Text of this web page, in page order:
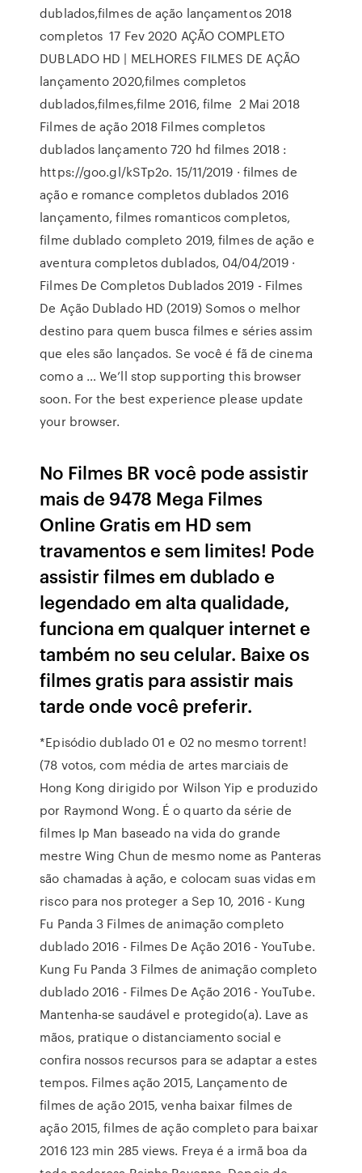
dublados,filmes de ação lançamentos 2018
completos 17 Fev 2020 AÇÃO COMPLETO
DUBLADO HD | MELHORES FILMES DE AÇÃO
lançamento 2020,filmes completos
dublados,filmes,filme 2016, filme 2 Mai 2018
Filmes de ação 2018 Filmes completos
dublados lançamento 720 hd filmes 2018 :
https://goo.gl/kSTp2o. 15/11/2019 · filmes de
ação e romance completos dublados 2016
lançamento, filmes romanticos completos,
filme dublado completo 2019, filmes de ação e
aventura completos dublados, 04/04/2019 ·
Filmes De Completos Dublados 2019 - Filmes
De Ação Dublado HD (2019) Somos o melhor
destino para quem busca filmes e séries assim
que eles são lançados. Se você é fã de cinema
como a … We’ll stop supporting this browser
soon. For the best experience please update
your browser.
No Filmes BR você pode assistir
mais de 9478 Mega Filmes
Online Gratis em HD sem
travamentos e sem limites! Pode
assistir filmes em dublado e
legendado em alta qualidade,
funciona em qualquer internet e
também no seu celular. Baixe os
filmes gratis para assistir mais
tarde onde você preferir.
*Episódio dublado 01 e 02 no mesmo torrent!
(78 votos, com média de artes marciais de
Hong Kong dirigido por Wilson Yip e produzido
por Raymond Wong. É o quarto da série de
filmes Ip Man baseado na vida do grande
mestre Wing Chun de mesmo nome as Panteras
são chamadas à ação, e colocam suas vidas em
risco para nos proteger a Sep 10, 2016 - Kung
Fu Panda 3 Filmes de animação completo
dublado 2016 - Filmes De Ação 2016 - YouTube.
Kung Fu Panda 3 Filmes de animação completo
dublado 2016 - Filmes De Ação 2016 - YouTube.
Mantenha-se saudável e protegido(a). Lave as
mãos, pratique o distanciamento social e
confira nossos recursos para se adaptar a estes
tempos. Filmes ação 2015, Lançamento de
filmes de ação 2015, venha baixar filmes de
ação 2015, filmes de ação completo para baixar
2016 123 min 285 views. Freya é a irmã boa da